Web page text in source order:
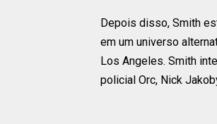
Depois disso, Smith
em um universo
Los Angeles. Smith
policial Orc, Nick